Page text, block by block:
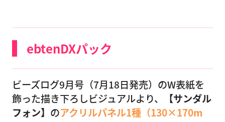
ebtenDXパック
ビーズログ9月号（7月18日発売）のW表紙を
飾った描き下ろしビジュアルより、
【サンダル
フォン】 のアクリルパネル1種（130×170m